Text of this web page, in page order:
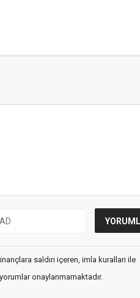
saldırı içeren, imla kuralları ile
onaylanmamaktadır.